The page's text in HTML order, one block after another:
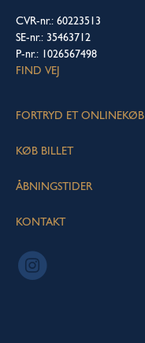
CVR-nr.: 60223513
SE-nr.: 35463712
P-nr.: 1026567498
FIND VEJ
FORTRYD ET ONLINEKØB
KØB BILLET
ÅBNINGSTIDER
KONTAKT